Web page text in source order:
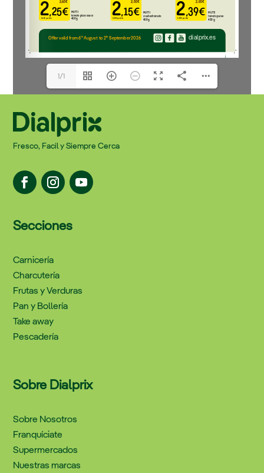
1/1
Fresco, Facil y Siempre Cerca
Secciones
Carnicería
Charcutería
Frutas y Verduras
Pan y Bollería
Take away
Pescadería
Sobre Dialprix
Sobre Nosotros
Franquíciate
Supermercados
Nuestras marcas